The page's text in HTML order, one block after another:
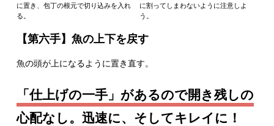
に置き、包丁の根元で切り込みを入れ
る。
に割ってしまわないように注意しよ
う。
【第六手】魚の上下を戻す
魚の頭が上になるように置き直す。
「仕上げの一手」があるので開き残しの
心配なし。迅速に、そしてキレイに！